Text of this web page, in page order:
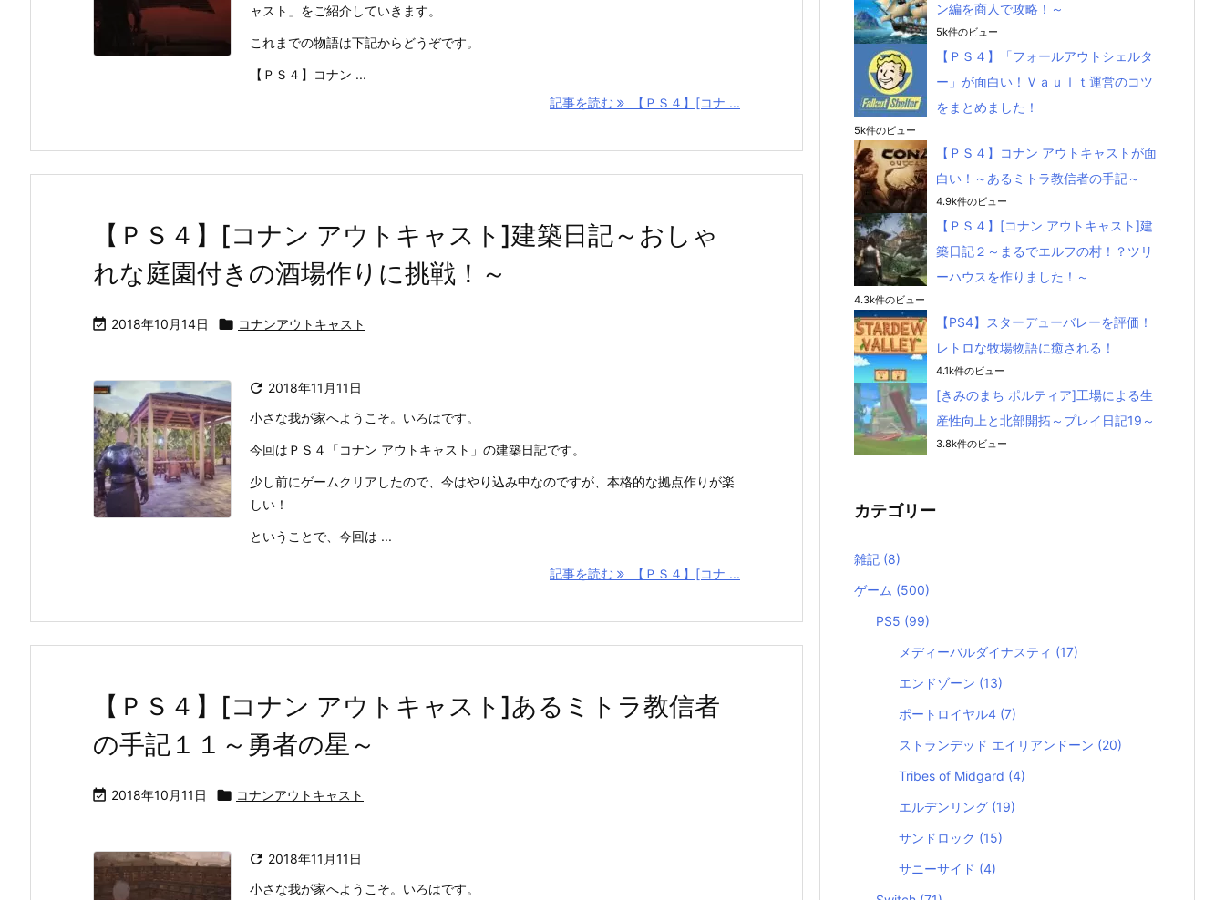
ャスト」をご紹介していきます。
これまでの物語は下記からどうぞです。
【ＰＳ４】コナン ...
記事を読む
【ＰＳ４】[コナ ...
【ＰＳ４】[コナン アウトキャスト]建築日記～おしゃ
れな庭園付きの酒場作りに挑戦！～
 2018年10月14日  コナンアウトキャスト
 2018年11月11日
小さな我が家へようこそ。いろはです。
今回はＰＳ４「コナン アウトキャスト」の建築日記です。
少し前にゲームクリアしたので、今はやり込み中なのですが、本格的な拠点作りが楽
しい！
ということで、今回は ...
記事を読む 【ＰＳ４】[コナ ...
【ＰＳ４】[コナン アウトキャスト]あるミトラ教信者
の手記１１～勇者の星～
 2018年10月11日  コナンアウトキャスト
 2018年11月11日
小さな我が家へようこそ。いろはです。
ン編を商人で攻略！～
5k件のビュー
【ＰＳ４】「フォールアウトシェルタ
ー」が面白い！Ｖａｕｌｔ運営のコツ
をまとめました！
5k件のビュー
【ＰＳ４】コナン アウトキャストが面
白い！～あるミトラ教信者の手記～
4.9k件のビュー
【ＰＳ４】[コナン アウトキャスト]建
築日記２～まるでエルフの村！？ツリ
ーハウスを作りました！～
4.3k件のビュー
【PS4】スターデューバレーを評価！
レトロな牧場物語に癒される！
4.1k件のビュー
[きみのまち ポルティア]工場による生
産性向上と北部開拓～プレイ日記19～
3.8k件のビュー
カテゴリー
雑記 (8)
ゲーム (500)
PS5 (99)
メディーバルダイナスティ (17)
エンドゾーン (13)
ポートロイヤル4 (7)
ストランデッド エイリアンドーン (20)
Tribes of Midgard (4)
エルデンリング (19)
サンドロック (15)
サニーサイド (4)